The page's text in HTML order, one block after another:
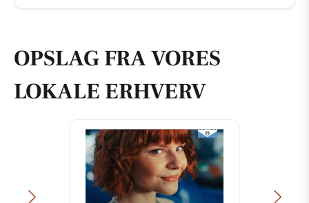
OPSLAG FRA VORES
LOKALE ERHVERV